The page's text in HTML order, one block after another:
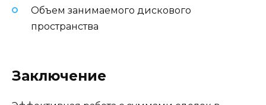
Объем занимаемого дискового
пространства
Заключение